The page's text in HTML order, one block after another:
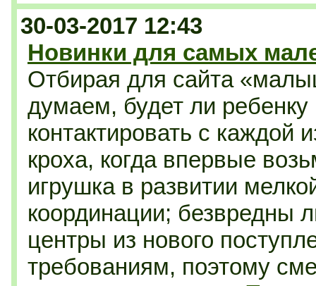
30-03-2017 12:43
Новинки для самых
Отбирая для сайта
думаем, будет ли ребенку
контактировать с каждой
кроха, когда впервые
игрушка в развитии
координации; безвредны
центры из нового
требованиям, поэтому